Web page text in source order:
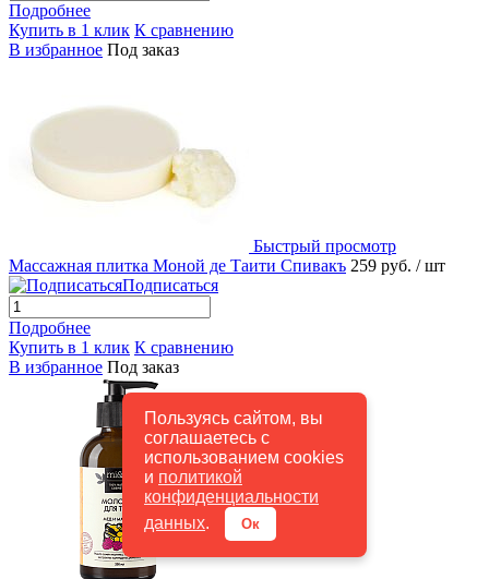
Пользуясь сайтом, вы
соглашаетесь с
использованием cookies
и политикой
конфиденциальности
данных. Ок
Подробнее
Купить в 1 клик К сравнению
В избранное Под заказ
Быстрый просмотр
Массажная плитка Моной де Таити Спивакъ 259 руб. / шт
Подписаться
Подробнее
Купить в 1 клик К сравнению
В избранное Под заказ